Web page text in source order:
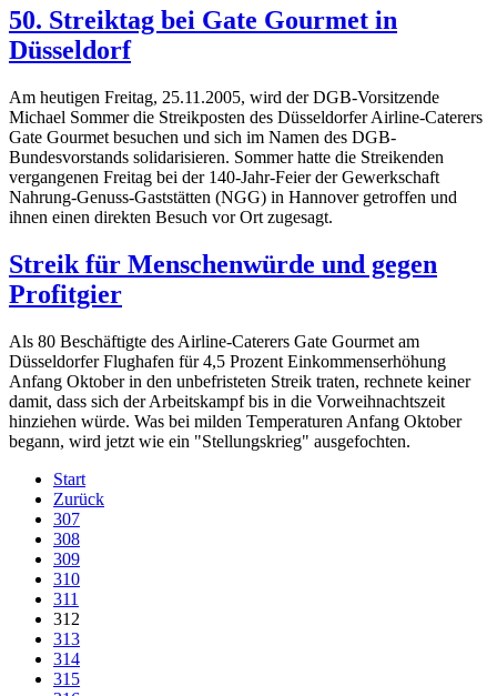
50. Streiktag bei Gate Gourmet in
Düsseldorf
Am heutigen Freitag, 25.11.2005, wird der DGB-Vorsitzende
Michael Sommer die Streikposten des Düsseldorfer Airline-Caterers
Gate Gourmet besuchen und sich im Namen des DGB-
Bundesvorstands solidarisieren. Sommer hatte die Streikenden
vergangenen Freitag bei der 140-Jahr-Feier der Gewerkschaft
Nahrung-Genuss-Gaststätten (NGG) in Hannover getroffen und
ihnen einen direkten Besuch vor Ort zugesagt.
Streik für Menschenwürde und gegen
Profitgier
Als 80 Beschäftigte des Airline-Caterers Gate Gourmet am
Düsseldorfer Flughafen für 4,5 Prozent Einkommenserhöhung
Anfang Oktober in den unbefristeten Streik traten, rechnete keiner
damit, dass sich der Arbeitskampf bis in die Vorweihnachtszeit
hinziehen würde. Was bei milden Temperaturen Anfang Oktober
begann, wird jetzt wie ein "Stellungskrieg" ausgefochten.
Start
Zurück
307
308
309
310
311
312
313
314
315